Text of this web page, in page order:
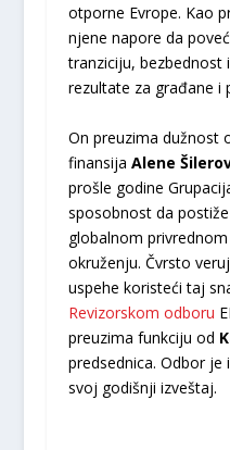
otporne Evrope. Kao
njene napore da
tranziciju, bezbednost
rezultate za građane i
On preuzima dužnost
finansija Alene
prošle godine
sposobnost da
globalnom
okruženju. Čvrsto
uspehe koristeći taj
Revizorskom odboru
preuzima funkciju od
predsednica. Odbor
svoj godišnji izveštaj.